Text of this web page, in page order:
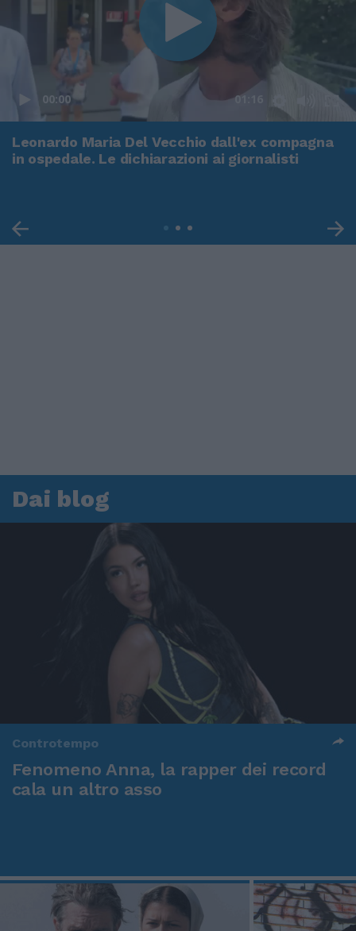
00:00 01:16
Leonardo Maria Del Vecchio dall'ex compagna
in ospedale. Le dichiarazioni ai giornalisti
Dai blog
Controtempo
Fenomeno Anna, la rapper dei record
cala un altro asso